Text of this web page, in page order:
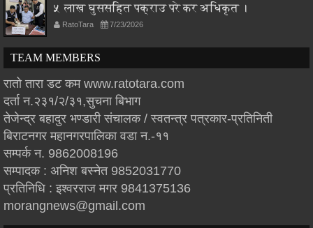
५ लाख घुससहित पक्राउ परे कर अधिकृत ।
RatoTara 7/23/2026
TEAM MEMBERS
रातो तारा डट कम www.ratotara.com
दर्ता न.२३१/२/३१,सुचना बिभाग
तेजेन्द्र बहादुर भण्डारी संचालक / स्वतन्त्र पत्रकार-प्रतिनिती
बिराटनगर महानगरपालिका वडा न.-११
सम्पर्क न. 9862008196
सम्पादक : अनिश बस्नेत 9852031770
प्रतिनिधि : इश्वरराज मगर 9841375136
morangnews@gmail.com